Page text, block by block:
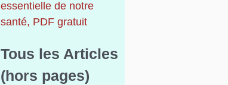
essentielle de notre
santé, PDF gratuit
Tous les Articles
(hors pages)